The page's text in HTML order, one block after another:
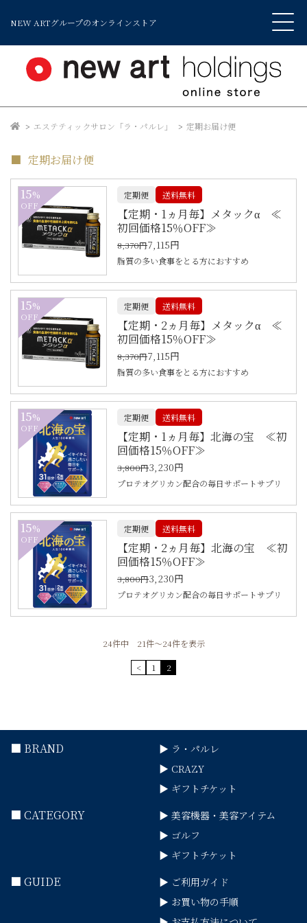
NEW ARTグループのオンラインストア
エステティックサロン「ラ・パルレ」 定期お届け便
定期お届け便
15%
OFF
定期便 送料無料
【定期・1ヵ月毎】メタックα ≪
初回価格15％OFF≫
8,370円7,115円
脂質の多い食事をとる方におすすめ
15%
OFF
定期便 送料無料
【定期・2ヵ月毎】メタックα ≪
初回価格15％OFF≫
8,370円7,115円
脂質の多い食事をとる方におすすめ
15%
OFF
定期便 送料無料
【定期・1ヵ月毎】北海の宝 ≪初
回価格15％OFF≫
3,800円3,230円
プロテオグリカン配合の毎日サポートサプリ
15%
OFF
定期便 送料無料
【定期・2ヵ月毎】北海の宝 ≪初
回価格15％OFF≫
3,800円3,230円
プロテオグリカン配合の毎日サポートサプリ
24件中 21件～24件を表示
< 1 2
■ BRAND
▶ ラ・パルレ
▶ CRAZY
▶ ギフトチケット
■ CATEGORY
▶ 美容機器・美容アイテム
▶ ゴルフ
▶ ギフトチケット
■ GUIDE
▶ ご利用ガイド
▶ お買い物の手順